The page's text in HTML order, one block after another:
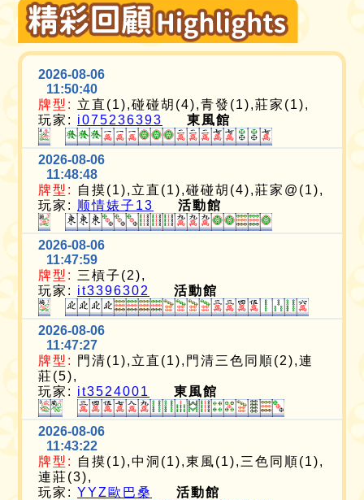
2026-08-06
11:50:40
牌型: 立直(1),碰碰胡(4),青發(1),莊家(1),
玩家: i075236393 東風館
2026-08-06
11:48:48
牌型:
自摸(1),立直(1),碰碰胡(4),莊家@(1),
玩家: 顺情婊子13 活動館
2026-08-06
11:47:59
牌型: 三槓子(2),
玩家: it3396302 活動館
2026-08-06
11:47:27
牌型:
門清(1),立直(1),門清三色同順(2),連
莊(5),
玩家: it3524001 東風館
2026-08-06
11:43:22
牌型:
自摸(1),中洞(1),東風(1),三色同順(1),
連莊(3),
玩家:YYZ歐巴桑 活動館